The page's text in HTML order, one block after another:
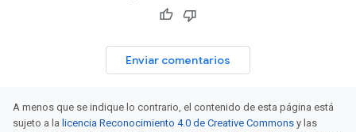
Enviar comentarios
A menos que se indique lo contrario, el contenido de esta página está
sujeto a la licencia Reconocimiento 4.0 de Creative Commons y las